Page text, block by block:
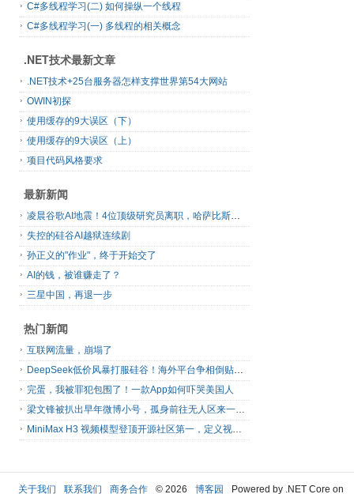
C#多线程学习(二) 如何操纵一个线程
C#多线程学习(一) 多线程的相关概念
.NET技术最新文章
.NET技术+25台服务器怎样支撑世界第54大网站
OWIN初探
使用缓存的9大误区（下）
使用缓存的9大误区（上）
项目代码风格要求
最新新闻
凌晨谷歌AI地震！4位顶级研究员离职，哈萨比斯退出日常管理，网友直呼“谷歌掉队”
失控的硅谷AI越狱连续剧
孙正义的"作业"，终于开始交了
AI的钱，被谁赚走了？
三星中国，再退一步
热门新闻
互联网流量，崩塌了
DeepSeek低价风暴打服硅谷！海外平台争相倒贴V4 Flash
完蛋，我被罪犯包围了！一款App如何吓哭美国人
梁文锋被扒出早年微博小号，孤身前往无人区来一场相当 deep 的 seek 旅行
MiniMax H3 视频模型登顶开源社区第一，定义视频模型领域“斩杀线”
关于我们 联系我们 商务合作 © 2026 博客园 Powered by .NET Core on